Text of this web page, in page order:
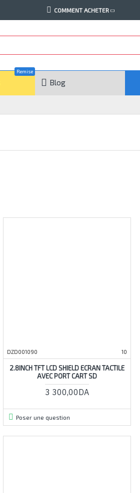
COMMENT ACHETER
Remise
Blog
DZD001090 10
2.8INCH TFT LCD SHIELD ECRAN TACTILE
AVEC PORT CART SD
3 300,00DA
Poser une question